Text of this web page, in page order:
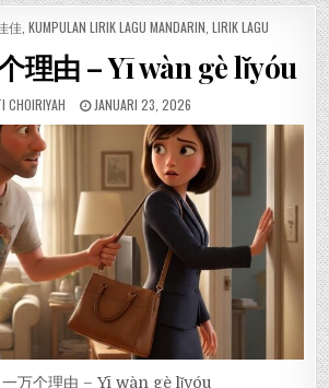
佳, KUMPULAN LIRIK LAGU MANDARIN LIRIK LAGU
理由 – Yī wàn gè lǐyóu
CHOIRIYAH JANUARI 23, 2026
万个理由 – Yī wàn gè lǐyóu